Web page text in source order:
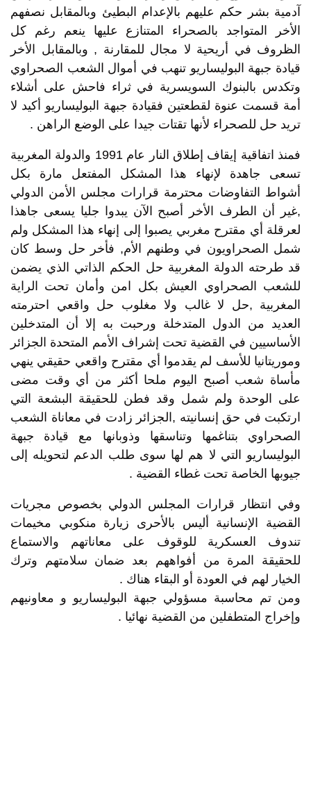
آدمية بشر حكم عليهم بالإعدام البطيئ وبالمقابل نصفهم
الأخر المتواجد بالصحراء المتنازع عليها ينعم رغم كل
الظروف في أريحية لا مجال للمقارنة , وبالمقابل الأخر
قيادة جبهة البوليساريو تنهب في أموال الشعب الصحراوي
وتكدس بالبنوك السويسرية في ثراء فاحش على أشلاء
أمة قسمت عنوة لقطعتين فقيادة جبهة البوليساريو أكيد لا
تريد حل للصحراء لأنها تقتات جيدا على الوضع الراهن .
فمنذ اتفاقية إيقاف إطلاق النار عام 1991 والدولة المغربية
تسعى جاهدة لإنهاء هذا المشكل المفتعل مارة بكل
أشواط التفاوضات محترمة قرارات مجلس الأمن الدولي
,غير أن الطرف الأخر أصبح الآن يبدوا جليا يسعى جاهذا
لعرقلة أي مقترح مغربي يصبوا إلى إنهاء هذا المشكل ولم
شمل الصحراويون في وطنهم الأم, فأخر حل وسط كان
قد طرحته الدولة المغربية حل الحكم الذاتي الذي يضمن
للشعب الصحراوي العيش بكل امن وأمان تحت الراية
المغربية ,حل لا غالب ولا مغلوب حل واقعي احترمته
العديد من الدول المتدخلة ورحبت به إلا أن المتدخلين
الأساسيين في القضية تحت إشراف الأمم المتحدة الجزائر
وموريتانيا للأسف لم يقدموا أي مقترح واقعي حقيقي ينهي
مأساة شعب أصبح اليوم ملحا أكثر من أي وقت مضى
على الوحدة ولم شمل وقد فطن للحقيقة البشعة التي
ارتكبت في حق إنسانيته ,الجزائر زادت في معاناة الشعب
الصحراوي بتناغمها وتناسقها وذوبانها مع قيادة جبهة
البوليساريو التي لا هم لها سوى طلب الدعم لتحويله إلى
جيوبها الخاصة تحت غطاء القضية .
وفي انتظار قرارات المجلس الدولي بخصوص مجريات
القضية الإنسانية أليس بالأحرى زيارة منكوبي مخيمات
تندوف العسكرية للوقوف على معاناتهم والاستماع
للحقيقة المرة من أفواههم بعد ضمان سلامتهم وترك
الخيار لهم في العودة أو البقاء هناك .
ومن تم محاسبة مسؤولي جبهة البوليساريو و معاونيهم
وإخراج المتطفلين من القضية نهائيا .